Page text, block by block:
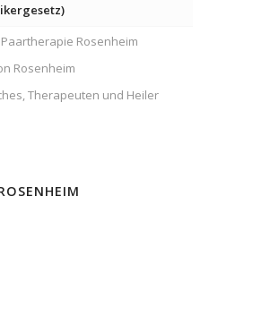
Rosenheim
Rosenheim
Therapeuten und Heiler